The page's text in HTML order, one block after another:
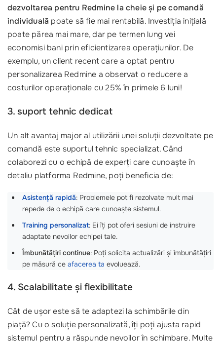
dezvoltarea pentru Redmine la cheie și pe comandă
individuală poate să fie mai rentabilă. Investiția inițială
poate părea mai mare, dar pe termen lung vei
economisi bani prin eficientizarea operațiunilor. De
exemplu, un client recent care a optat pentru
personalizarea Redmine a observat o reducere a
costurilor operaționale cu 25% în primele 6 luni!
3. suport tehnic dedicat
Un alt avantaj major al utilizării unei soluții dezvoltate pe
comandă este suportul tehnic specializat. Când
colaborezi cu o echipă de experți care cunoaște în
detaliu platforma Redmine, poți beneficia de:
Asistență rapidă: Problemele pot fi rezolvate mult mai
repede de o echipă care cunoaște sistemul.
Training personalizat: Ei îți pot oferi sesiuni de instruire
adaptate nevoilor echipei tale.
Îmbunătățiri continue: Poți solicita actualizări și îmbunătățiri
pe măsură ce afacerea ta evoluează.
4. Scalabilitate și flexibilitate
Cât de ușor este să te adaptezi la schimbările din
piață? Cu o soluție personalizată, îți poți ajusta rapid
sistemul pentru a răspunde nevoilor în schimbare. Multe